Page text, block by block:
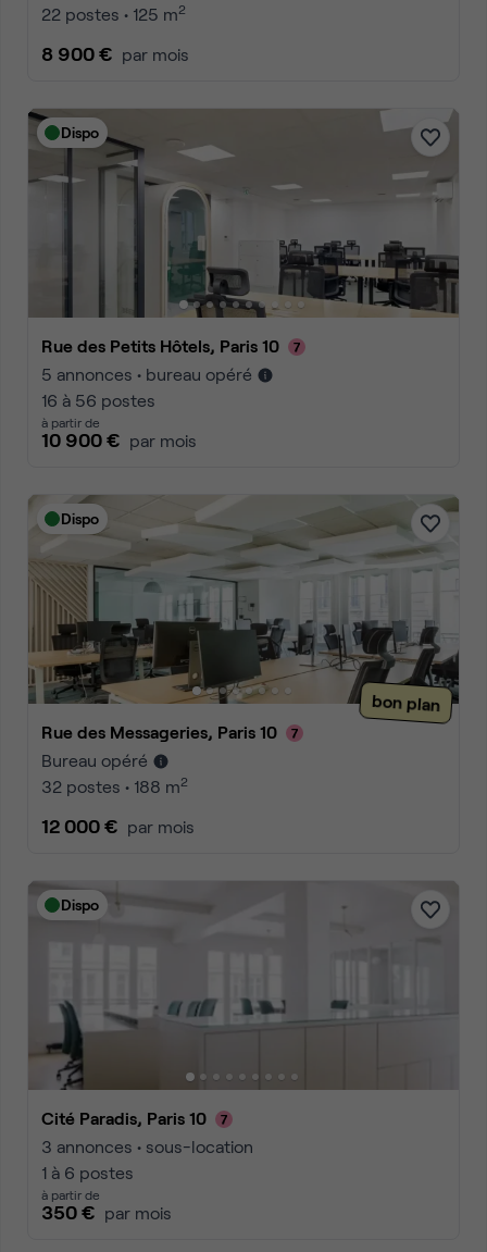
22 postes • 125 m2
8 900 € par mois
Dispo
Rue des Petits Hôtels, Paris 10
5 annonces • bureau opéré
16 à 56 postes
à partir de
10 900 € par mois
Dispo
bon plan
Rue des Messageries, Paris 10
Bureau opéré
32 postes • 188 m2
12 000 € par mois
Dispo
Cité Paradis, Paris 10
3 annonces • sous-location
1 à 6 postes
à partir de
350 € par mois